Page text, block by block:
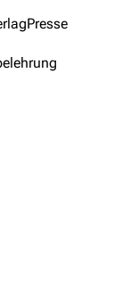
Presse